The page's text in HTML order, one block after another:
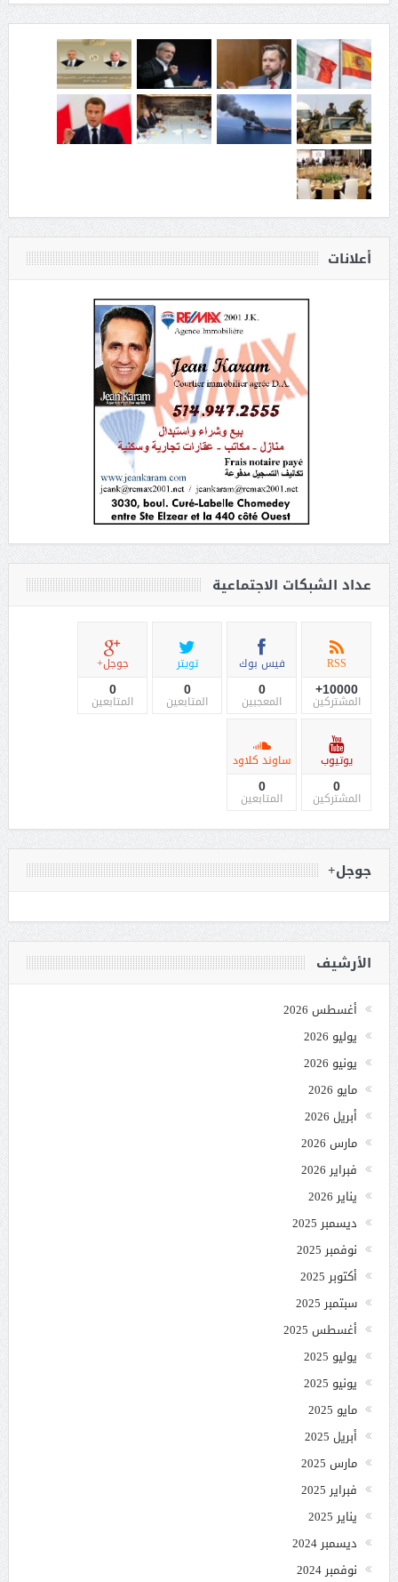
أعلانات
عداد الشبكات الاجتماعية
RSS
10000+
المشتركين
فيس بوك
0
المعجبين
تويتر
0
المتابعين
جوجل+
0
المتابعين
يوتيوب
0
المشتركين
ساوند كلاود
0
المتابعين
جوجل+
الأرشيف
أغسطس 2026
يوليو 2026
يونيو 2026
مايو 2026
أبريل 2026
مارس 2026
فبراير 2026
يناير 2026
ديسمبر 2025
نوفمبر 2025
أكتوبر 2025
سبتمبر 2025
أغسطس 2025
يوليو 2025
يونيو 2025
مايو 2025
أبريل 2025
مارس 2025
فبراير 2025
يناير 2025
ديسمبر 2024
نوفمبر 2024